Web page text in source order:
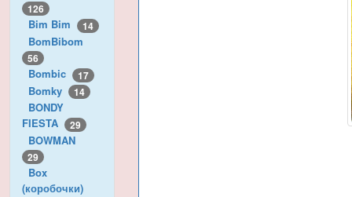
126
Bim Bim 14
BomBibom
56
Bombic 17
Bomky 14
BONDY
FIESTA
29
BOWMAN
29
Box
(коробочки)